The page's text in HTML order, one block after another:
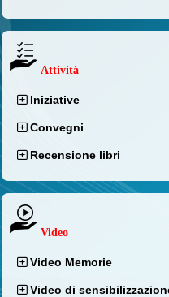
Attività
Iniziative
Convegni
Recensione libri
Video
Video Memorie
Video di